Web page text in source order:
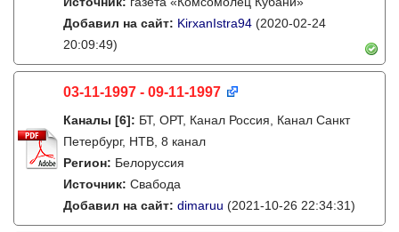
Добавил на сайт: KirxanIstra94 (2020-02-24
20:09:49)
03-11-1997 - 09-11-1997
Каналы [6]: БТ, ОРТ, Канал Россия, Канал Санкт
Петербург, НТВ, 8 канал
Регион: Белоруссия
Источник: Свабода
Добавил на сайт: dimaruu (2021-10-26 22:34:31)